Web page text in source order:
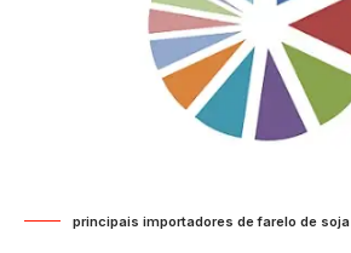
principais importadores de farelo de soja